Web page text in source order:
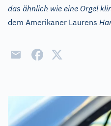
das ähnlich wie eine Orgel
dem Amerikaner Laurens